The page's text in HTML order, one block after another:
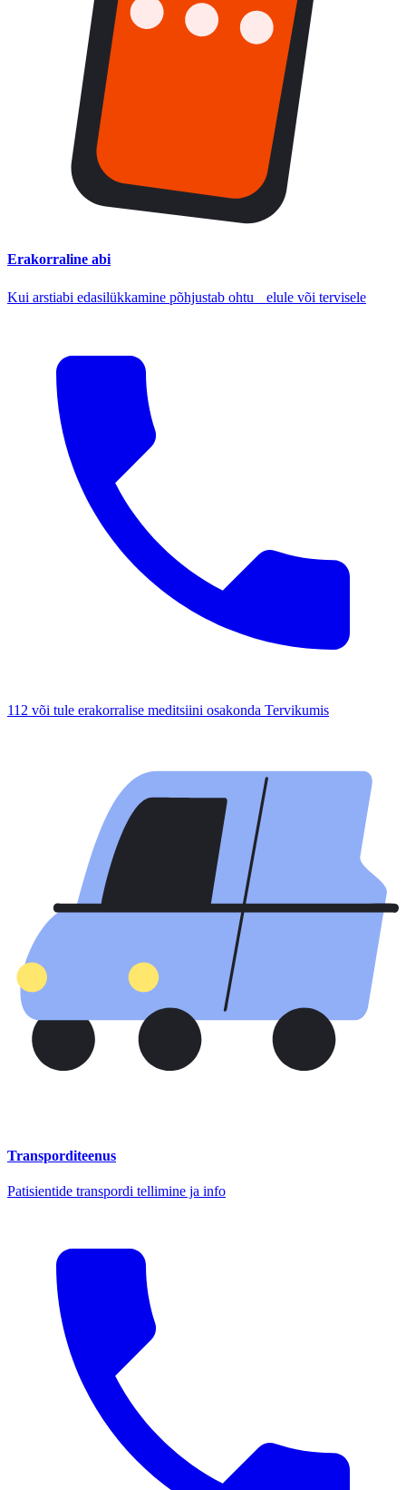
Erakorraline abi
Kui arstiabi edasilükkamine põhjustab ohtu elule või tervisele
112 või tule erakorralise meditsiini osakonda Tervikumis
Transporditeenus
Patisientide transpordi tellimine ja info